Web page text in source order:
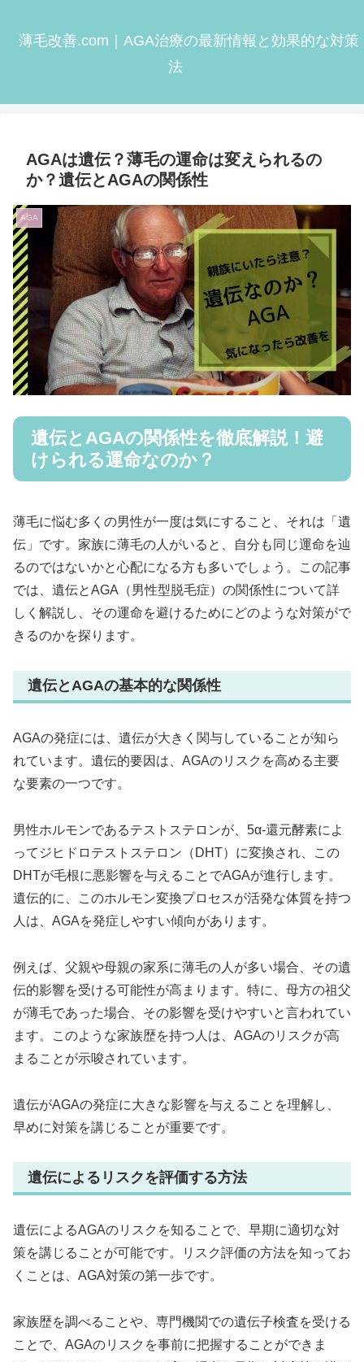
薄毛改善.com｜AGA治療の最新情報と効果的な対策
法
AGAは遺伝？薄毛の運命は変えられるの
か？遺伝とAGAの関係性
AGA
遺伝とAGAの関係性を徹底解説！避
けられる運命なのか？
薄毛に悩む多くの男性が一度は気にすること、それは「遺
伝」です。家族に薄毛の人がいると、自分も同じ運命を辿
るのではないかと心配になる方も多いでしょう。この記事
では、遺伝とAGA（男性型脱毛症）の関係性について詳
しく解説し、その運命を避けるためにどのような対策がで
きるのかを探ります。
遺伝とAGAの基本的な関係性
AGAの発症には、遺伝が大きく関与していることが知ら
れています。遺伝的要因は、AGAのリスクを高める主要
な要素の一つです。
男性ホルモンであるテストステロンが、5α-還元酵素によ
ってジヒドロテストステロン（DHT）に変換され、この
DHTが毛根に悪影響を与えることでAGAが進行します。
遺伝的に、このホルモン変換プロセスが活発な体質を持つ
人は、AGAを発症しやすい傾向があります。
例えば、父親や母親の家系に薄毛の人が多い場合、その遺
伝的影響を受ける可能性が高まります。特に、母方の祖父
が薄毛であった場合、その影響を受けやすいと言われてい
ます。このような家族歴を持つ人は、AGAのリスクが高
まることが示唆されています。
遺伝がAGAの発症に大きな影響を与えることを理解し、
早めに対策を講じることが重要です。
遺伝によるリスクを評価する方法
遺伝によるAGAのリスクを知ることで、早期に適切な対
策を講じることが可能です。リスク評価の方法を知ってお
くことは、AGA対策の第一歩です。
家族歴を調べることや、専門機関での遺伝子検査を受ける
ことで、AGAのリスクを事前に把握することができま